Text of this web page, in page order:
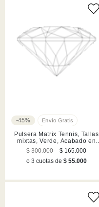
-45%
Pulsera Matrix Tennis, Tallas
mixtas, Verde, Acabado en
rodio
$ 300.000
$ 165.000
o 3 cuotas de $ 55.000